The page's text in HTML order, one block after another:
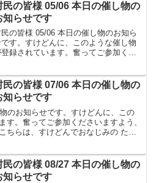
民の皆様 05/06 本日の催し物の
知らせです
の皆様 05/06 本日の催し物のお知ら
す。すけどんに、このような催し物
録されています。奮ってご参加くだ
でした。
民の皆様 07/06 本日の催し物の
知らせです
のお知らせです。すけどんに、この
す。奮ってご参加くださいますよう、
ちらは、すけどんでおなじみの たま
民の皆様 08/27 本日の催し物の
知らせです